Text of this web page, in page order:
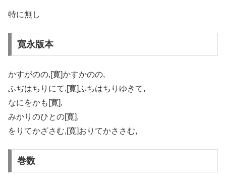
特に無し
寛永版本
かすがのの,[寛]かすかのの,
ふぢはちりにて,[寛]ふちはちりゆきて,
なにをかも[寛],
みかりのひとの[寛],
をりてかざさむ,[寛]おりてかささむ,
巻数